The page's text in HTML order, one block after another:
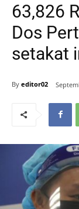
63,826
Dos
setakat
By editor02